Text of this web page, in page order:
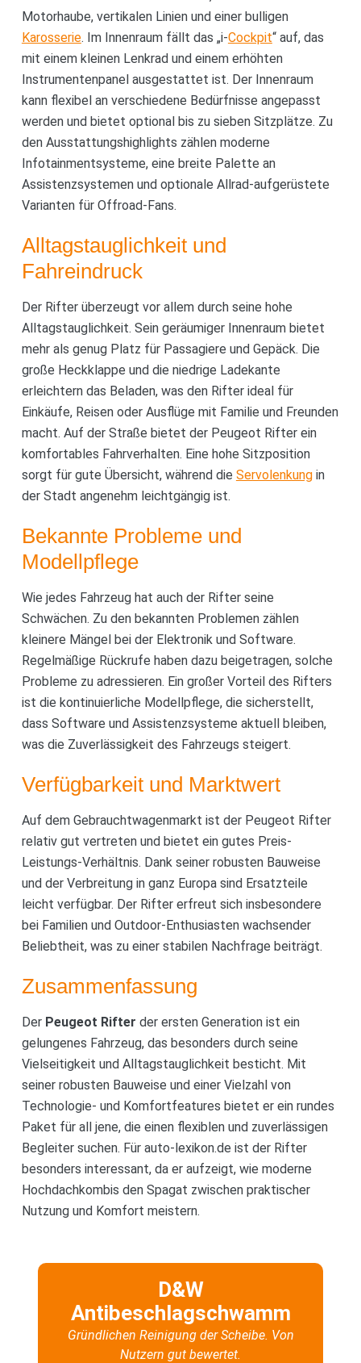
Motorhaube, vertikalen Linien und einer bulligen
Karosserie. Im Innenraum fällt das „i-Cockpit“ auf, das
mit einem kleinen Lenkrad und einem erhöhten
Instrumentenpanel ausgestattet ist. Der Innenraum
kann flexibel an verschiedene Bedürfnisse angepasst
werden und bietet optional bis zu sieben Sitzplätze. Zu
den Ausstattungshighlights zählen moderne
Infotainmentsysteme, eine breite Palette an
Assistenzsystemen und optionale Allrad-aufgerüstete
Varianten für Offroad-Fans.
Alltagstauglichkeit und
Fahreindruck
Der Rifter überzeugt vor allem durch seine hohe
Alltagstauglichkeit. Sein geräumiger Innenraum bietet
mehr als genug Platz für Passagiere und Gepäck. Die
große Heckklappe und die niedrige Ladekante
erleichtern das Beladen, was den Rifter ideal für
Einkäufe, Reisen oder Ausflüge mit Familie und Freunden
macht. Auf der Straße bietet der Peugeot Rifter ein
komfortables Fahrverhalten. Eine hohe Sitzposition
sorgt für gute Übersicht, während die Servolenkungin
der Stadt angenehm leichtgängig ist.
Bekannte Probleme und
Modellpflege
Wie jedes Fahrzeug hat auch der Rifter seine
Schwächen. Zu den bekannten Problemen zählen
kleinere Mängel bei der Elektronik und Software.
Regelmäßige Rückrufe haben dazu beigetragen, solche
Probleme zu adressieren. Ein großer Vorteil des Rifters
ist die kontinuierliche Modellpflege, die sicherstellt,
dass Software und Assistenzsysteme aktuell bleiben,
was die Zuverlässigkeit des Fahrzeugs steigert.
Verfügbarkeit und Marktwert
Auf dem Gebrauchtwagenmarkt ist der Peugeot Rifter
relativ gut vertreten und bietet ein gutes Preis-
Leistungs-Verhältnis. Dank seiner robusten Bauweise
und der Verbreitung in ganz Europa sind Ersatzteile
leicht verfügbar. Der Rifter erfreut sich insbesondere
bei Familien und Outdoor-Enthusiasten wachsender
Beliebtheit, was zu einer stabilen Nachfrage beiträgt.
Zusammenfassung
Der Peugeot Rifter der ersten Generation ist ein
gelungenes Fahrzeug, das besonders durch seine
Vielseitigkeit und Alltagstauglichkeit besticht. Mit
seiner robusten Bauweise und einer Vielzahl von
Technologie- und Komfortfeatures bietet er ein rundes
Paket für all jene, die einen flexiblen und zuverlässigen
Begleiter suchen. Für auto-lexikon.de ist der Rifter
besonders interessant, da er aufzeigt, wie moderne
Hochdachkombis den Spagat zwischen praktischer
Nutzung und Komfort meistern.
D&W
Antibeschlagschwamm
Gründlichen Reinigung der Scheibe. Von
Nutzern gut bewertet.